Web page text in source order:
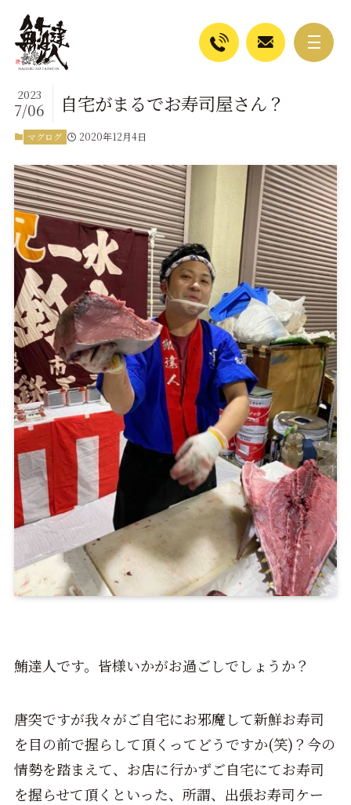
自宅がまるでお寿司屋さん？
2023
7/06
マグログ 2020年12月4日
鮪達人です。皆様いかがお過ごしでしょうか？
唐突ですが我々がご自宅にお邪魔して新鮮お寿司
を目の前で握らして頂くってどうですか(笑)？今の
情勢を踏まえて、お店に行かずご自宅にてお寿司
を握らせて頂くといった、所謂、出張お寿司ケー